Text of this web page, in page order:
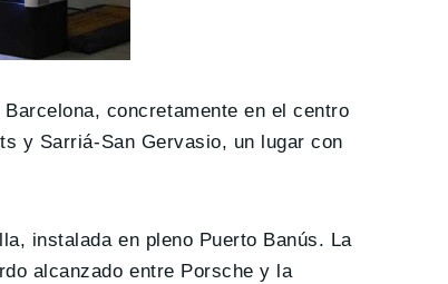
concretamente en el centro
y Sarriá-San Gervasio, un lugar con
instalada en pleno Puerto Banús. La
alcanzado entre Porsche y la